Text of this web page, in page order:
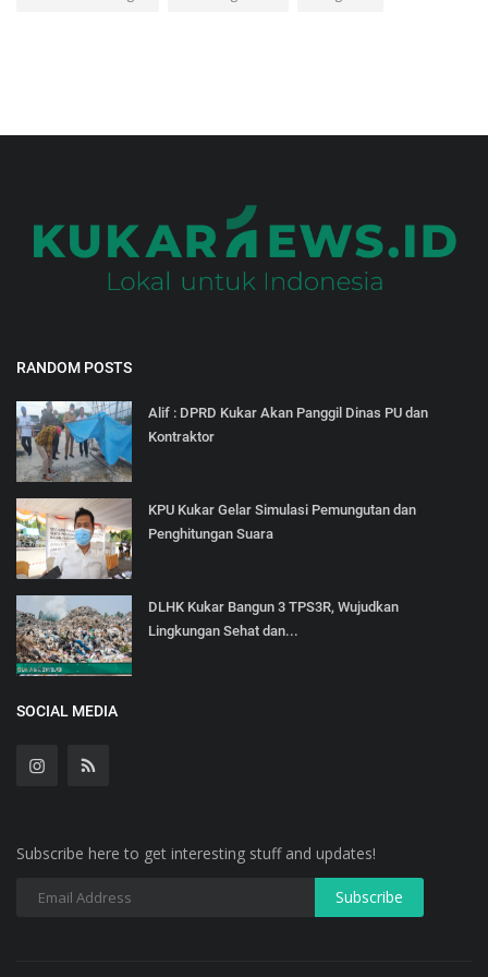
RANDOM POSTS
Alif : DPRD Kukar Akan Panggil Dinas PU dan
Kontraktor
KPU Kukar Gelar Simulasi Pemungutan dan
Penghitungan Suara
DLHK Kukar Bangun 3 TPS3R, Wujudkan
Lingkungan Sehat dan...
SOCIAL MEDIA
Subscribe here to get interesting stuff and updates!